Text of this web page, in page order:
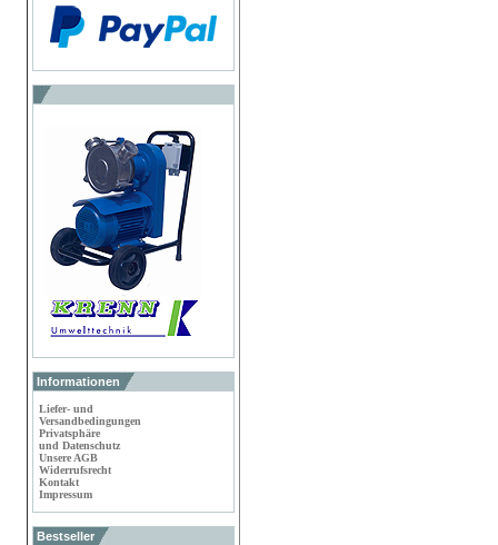
Informationen
Liefer- und
Versandbedingungen
Privatsphäre
und Datenschutz
Unsere AGB
Widerrufsrecht
Kontakt
Impressum
Bestseller